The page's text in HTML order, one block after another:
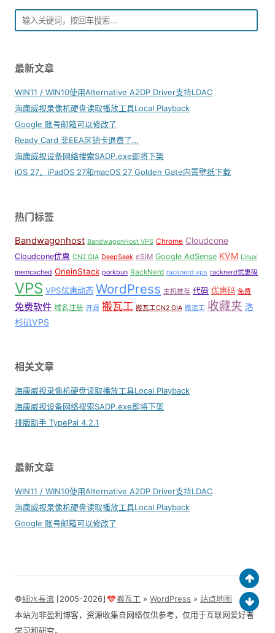
最新文章
WIN11 / WIN10使用Alternative A2DP Driver支持LDAC
海康威视录像机硬盘读取播放工具Local Playback
Google 账号邮箱可以修改了
Ready Card 非EEA区销卡退费了…
海康威视设备网络搜索SADP.exe即将下架
iOS 27、iPadOS 27和macOS 27 Golden Gate内置壁纸下载
热门标签
Bandwagonhost BandwagonHost VPS Chrome Cloudcone
Cloudcone优惠 CN2 GIA DeepSeek eSIM Google AdSense KVM Linux
memcached OneinStack porkbun RackNerd racknerd vps racknerd优惠码
VPS VPS优惠动态 WordPress 主机推荐 代码 优惠码 免费
免费软件 域名注册 开源 搬瓦工 搬瓦工CN2 GIA 搬运工 收藏夹 洛
杉矶VPS
相关文章
海康威视录像机硬盘读取播放工具Local Playback
海康威视设备网络搜索SADP.exe即将下架
排版助手 TypePal 4.2.1
最新文章
WIN11 / WIN10使用Alternative A2DP Driver支持LDAC
海康威视录像机硬盘读取播放工具Local Playback
Google 账号邮箱可以修改了
©細水長流 ⌈2005-2026⌋ 搬瓦工 »WordPress »站点地图
本站为非盈利博客，资源收集自网络仅供参考，仅用于互联网爱好者
学习和研究。